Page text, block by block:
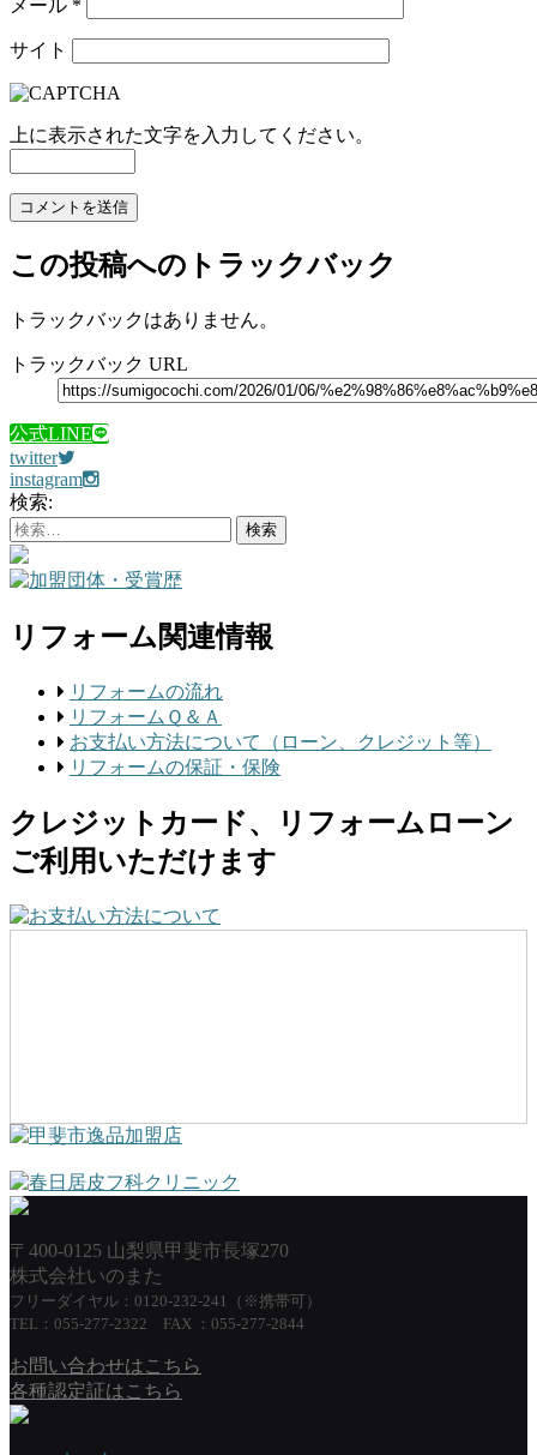
メール *
サイト
上に表示された文字を入力してください。
この投稿へのトラックバック
トラックバックはありません。
トラックバック URL
公式LINE
twitter
instagram
検索:
リフォーム関連情報
リフォームの流れ
リフォームＱ＆Ａ
お支払い方法について（ローン、クレジット等）
リフォームの保証・保険
クレジットカード、リフォームローン
ご利用いただけます
〒400-0125 山梨県甲斐市長塚270
株式会社いのまた
フリーダイヤル：0120-232-241（※携帯可）
TEL：055-277-2322 FAX ：055-277-2844
お問い合わせはこちら
各種認定証はこちら